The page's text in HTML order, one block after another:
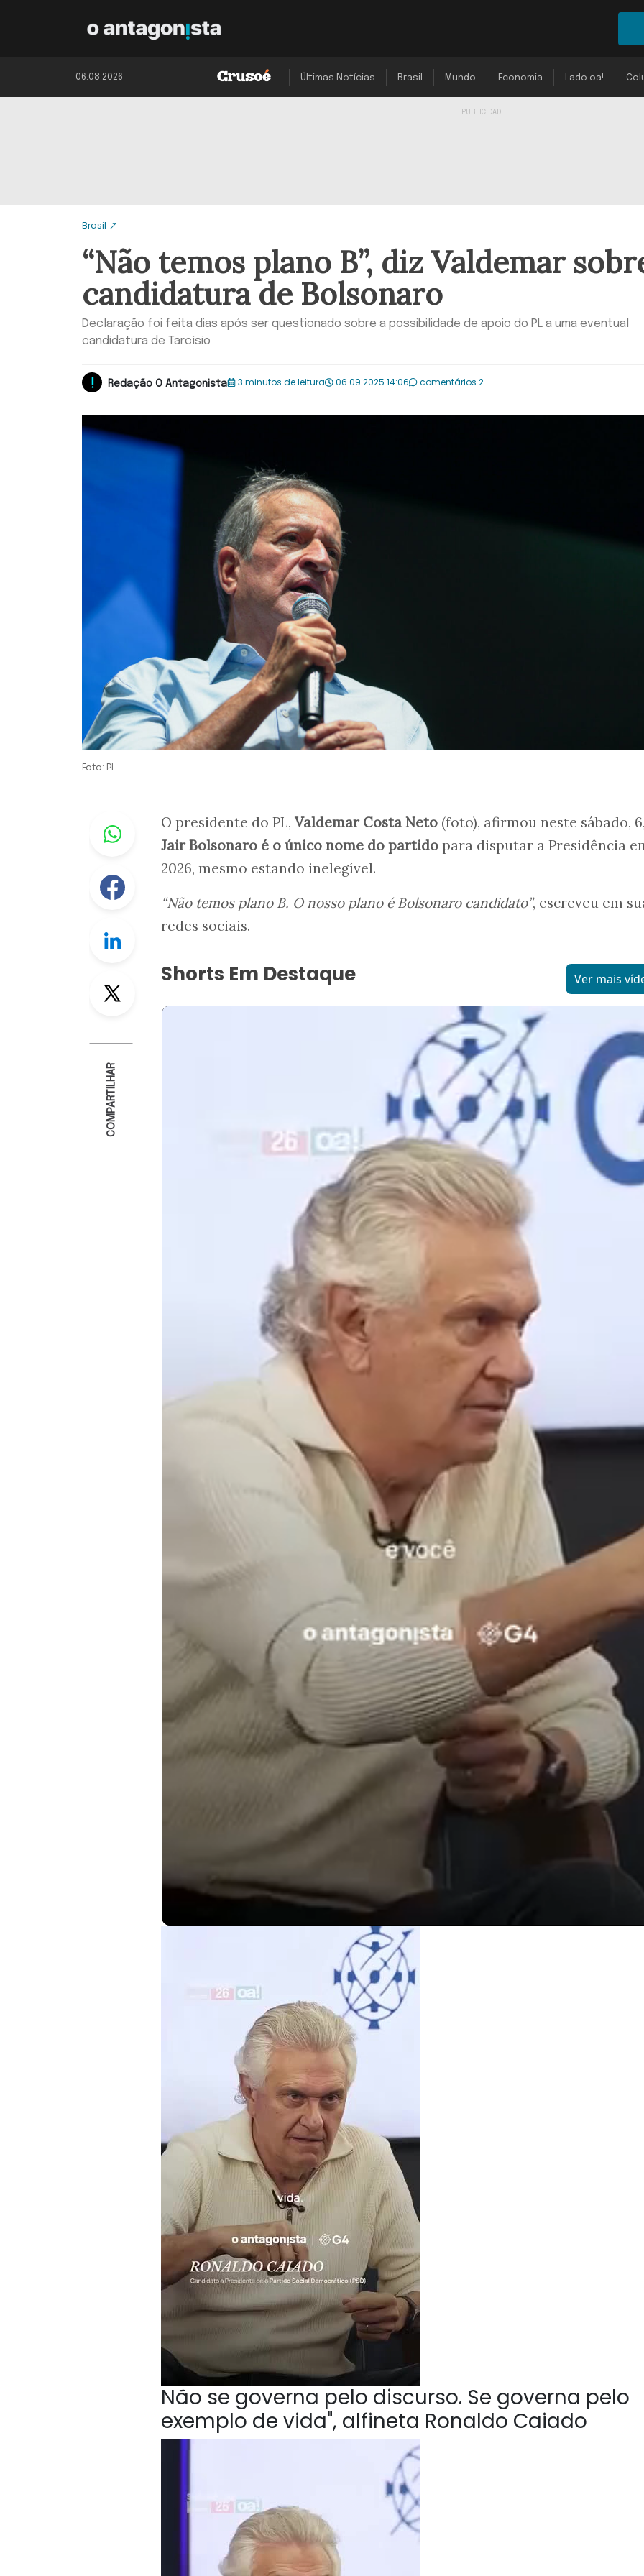
06.08.2026 Últimas Notícias Brasil Mundo Economia Lado oa!
Brasil
“Não temos plano B”, diz Valdemar
candidatura de Bolsonaro
Declaração foi feita dias após ser questionado sobre a possibilidade de apoio do PL a uma eventual
candidatura de Tarcísio
Redação O Antagonista 3 minutos de leitura 06.09.2025 14:06 comentários 2
Foto: PL
Whastapp
Facebook
Linkedin
Twitter
COMPARTILHAR
O presidente do PL, Valdemar Costa Neto (foto), afirmou neste sábado,
Jair Bolsonaro é o único nome do partido para disputar a Presidência
2026, mesmo estando inelegível.
“Não temos plano B. O nosso plano é Bolsonaro candidato”, escreveu em
redes sociais.
Shorts Em Destaque Ver mais
Não se governa pelo discurso. Se governa pelo
exemplo de vida", alfineta Ronaldo Caiado